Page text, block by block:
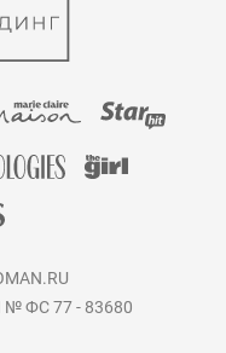
№ ФС 77 - 83680